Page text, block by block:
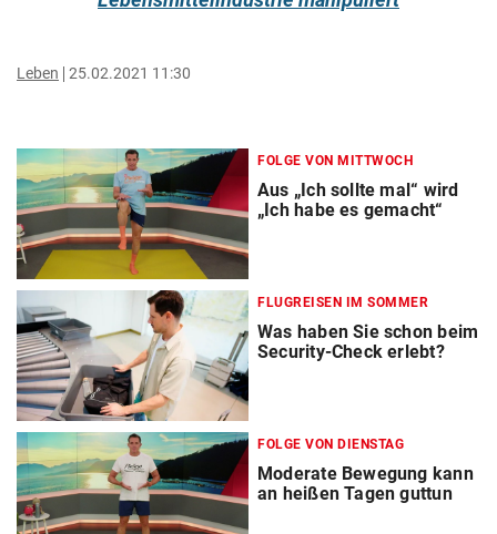
Leben 25.02.2021 11:30
FOLGE VON MITTWOCH
Aus „Ich sollte mal“ wird
„Ich habe es gemacht“
FLUGREISEN IM SOMMER
Was haben Sie schon beim
Security-Check erlebt?
FOLGE VON DIENSTAG
Moderate Bewegung kann
an heißen Tagen guttun